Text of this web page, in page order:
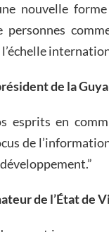
nouvelle
de la
esprits en
de
de l’État de